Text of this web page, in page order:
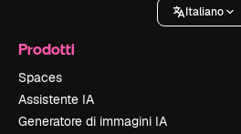
Italiano
Prodotti
Spaces
Assistente IA
Generatore di immagini IA